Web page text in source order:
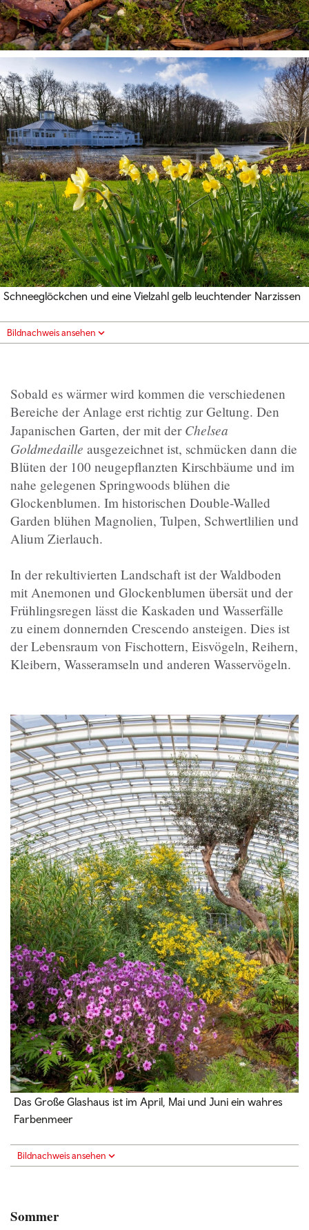
Schneeglöckchen und eine Vielzahl gelb leuchtender Narzissen
Bildnachweis ansehen
Sobald es wärmer wird kommen die verschiedenen
Bereiche der Anlage erst richtig zur Geltung. Den
Japanischen Garten, der mit der Chelsea
Goldmedaille ausgezeichnet ist, schmücken dann die
Blüten der 100 neugepflanzten Kirschbäume und im
nahe gelegenen Springwoods blühen die
Glockenblumen. Im historischen Double-Walled
Garden blühen Magnolien, Tulpen, Schwertlilien und
Alium Zierlauch.
In der rekultivierten Landschaft ist der Waldboden
mit Anemonen und Glockenblumen übersät und der
Frühlingsregen lässt die Kaskaden und Wasserfälle
zu einem donnernden Crescendo ansteigen. Dies ist
der Lebensraum von Fischottern, Eisvögeln, Reihern,
Kleibern, Wasseramseln und anderen Wasservögeln.
Das Große Glashaus ist im April, Mai und Juni ein wahres
Farbenmeer
Bildnachweis ansehen
Sommer